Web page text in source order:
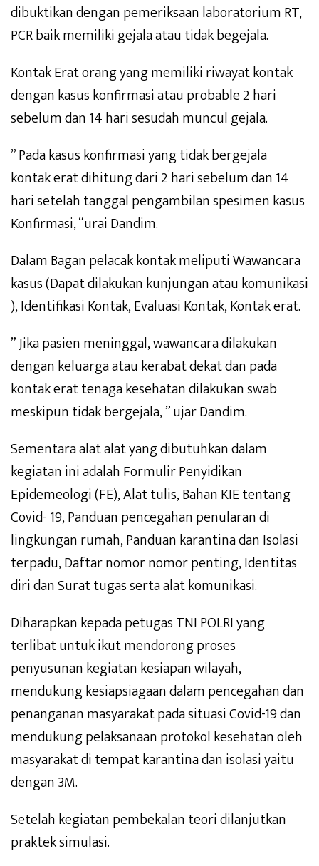
dibuktikan dengan pemeriksaan laboratorium RT,
PCR baik memiliki gejala atau tidak begejala.
Kontak Erat orang yang memiliki riwayat kontak
dengan kasus konfirmasi atau probable 2 hari
sebelum dan 14 hari sesudah muncul gejala.
” Pada kasus konfirmasi yang tidak bergejala
kontak erat dihitung dari 2 hari sebelum dan 14
hari setelah tanggal pengambilan spesimen kasus
Konfirmasi, “urai Dandim.
Dalam Bagan pelacak kontak meliputi Wawancara
kasus (Dapat dilakukan kunjungan atau komunikasi
), Identifikasi Kontak, Evaluasi Kontak, Kontak erat.
” Jika pasien meninggal, wawancara dilakukan
dengan keluarga atau kerabat dekat dan pada
kontak erat tenaga kesehatan dilakukan swab
meskipun tidak bergejala, ” ujar Dandim.
Sementara alat alat yang dibutuhkan dalam
kegiatan ini adalah Formulir Penyidikan
Epidemeologi (FE), Alat tulis, Bahan KIE tentang
Covid- 19, Panduan pencegahan penularan di
lingkungan rumah, Panduan karantina dan Isolasi
terpadu, Daftar nomor nomor penting, Identitas
diri dan Surat tugas serta alat komunikasi.
Diharapkan kepada petugas TNI POLRI yang
terlibat untuk ikut mendorong proses
penyusunan kegiatan kesiapan wilayah,
mendukung kesiapsiagaan dalam pencegahan dan
penanganan masyarakat pada situasi Covid-19 dan
mendukung pelaksanaan protokol kesehatan oleh
masyarakat di tempat karantina dan isolasi yaitu
dengan 3M.
Setelah kegiatan pembekalan teori dilanjutkan
praktek simulasi.